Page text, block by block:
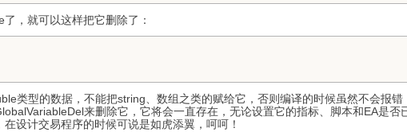
，就可以这样把它删除了：
类型的数据，不能把string、数组之类的赋给它，否则编译的时候虽然不会报
来删除它，它将会一直存在，无论设置它的指标、脚本和EA是
设计交易程序的时候可说是如虎添翼，呵呵！